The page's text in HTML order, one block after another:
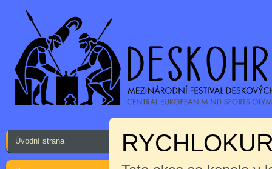
Úvodní strana